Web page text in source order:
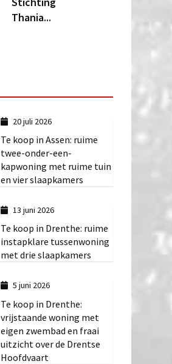
Thania...
20 juli 2026
Te koop in Assen: ruime
twee-onder-een-
kapwoning met ruime tuin
en vier slaapkamers
13 juni 2026
Te koop in Drenthe: ruime
instapklare tussenwoning
met drie slaapkamers
5 juni 2026
Te koop in Drenthe:
vrijstaande woning met
eigen zwembad en fraai
uitzicht over de Drentse
Hoofdvaart